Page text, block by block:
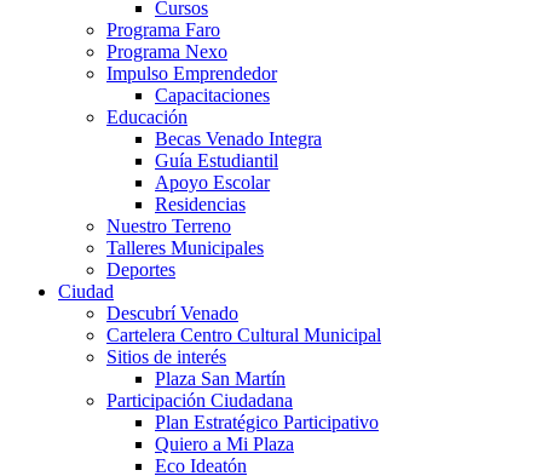
Cursos
Programa Faro
Programa Nexo
Impulso Emprendedor
Capacitaciones
Educación
Becas Venado Integra
Guía Estudiantil
Apoyo Escolar
Residencias
Nuestro Terreno
Talleres Municipales
Deportes
Ciudad
Descubrí Venado
Cartelera Centro Cultural Municipal
Sitios de interés
Plaza San Martín
Participación Ciudadana
Plan Estratégico Participativo
Quiero a Mi Plaza
Eco Ideatón